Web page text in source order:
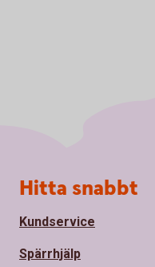
Sidfot
Hitta snabbt
Kundservice
Spärrhjälp